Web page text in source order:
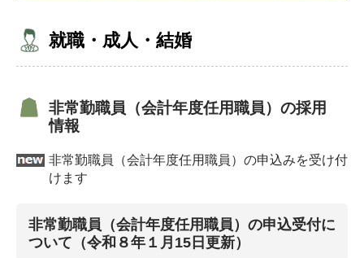
就職・成人・結婚
非常勤職員（会計年度任用職員）の採用
情報
非常勤職員（会計年度任用職員）の申込みを受け付
けます
非常勤職員（会計年度任用職員）の申込受付に
ついて（令和８年１月15日更新）